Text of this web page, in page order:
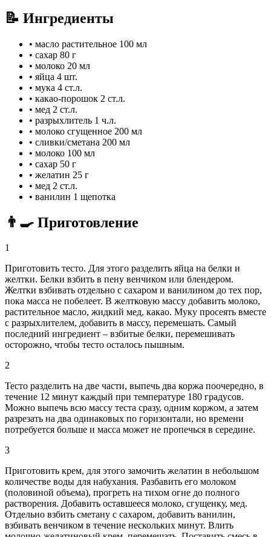
📝 Ингредиенты
• масло растительное 100 мл
• сахар 80 г
• молоко 20 мл
• яйца 4 шт.
• мукa 4 ст.л.
• какао-порошок 2 ст.л.
• мед 2 ст.л.
• разрыxлитель 1 ч.л.
• молоко сгущенное 200 мл
• сливки/сметана 200 мл
• молоко 100 мл
• сахар 50 г
• желатин 25 г
• мед 2 ст.л.
• ванилин 1 щепотка
👨‍🍳 Приготовление
1
Приготовить тесто. Для этого разделить яйца на белки и
желтки. Белки взбить в пену венчиком или блендером.
Желтки взбивать отдельно с сахаром и ванилином до тех пор,
пока масса не побелеет. В желтковую массу добавить молоко,
растительное масло, жидкий мед, какао. Муку просеять вместе
с разрыхлителем, добавить в массу, перемешать. Самый
последний ингредиент – взбитые белки, перемешивать
осторожно, чтобы тесто осталось пышным.
2
Тесто разделить на две части, выпечь два коржа поочередно, в
течение 12 минут каждый при температуре 180 градусов.
Можно выпечь всю массу теста сразу, одним коржом, а затем
разрезать на два одинаковых по горизонтали, но времени
потребуется больше и масса может не пропечься в середине.
3
Приготовить крем, для этого замочить желатин в небольшом
количестве воды для набухания. Разбавить его молоком
(половиной объема), прогреть на тихом огне до полного
растворения. Добавить оставшееся молоко, сгущенку, мед.
Отдельно взбить сметану с сахаром, добавить ванилин,
взбивать венчиком в течение нескольких минут. Влить